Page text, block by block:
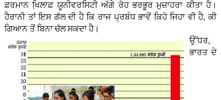
ਫ਼ਰਮਾਨ ਖਿ਼ਲਾਫ਼ ਯੂਨੀਵਰਸਿਟੀ ਅੱਗੇ ਰੋਹ ਭਰਭੂਰ ਮੁਜ਼ਾਹਰਾ ਕੀਤਾ ਹੈ।
ਹੈਰਾਨੀ ਤਾਂ ਇਸ ਗੱਲ ਦੀ ਹੈ ਕਿ ਰਾਜ ਪ੍ਰਬੰਧ ਭਾਵੇਂ ਕਿਹੋ ਜਿਹਾ ਵੀ ਹੈ, ਕੀ
ਗਿਆਨ ਤੋਂ ਬਿਨਾ ਚੱਲ ਸਕਦਾ ਹੈ।
ਉੱਧਰ,
ਭਾਰਤ ਦੇ